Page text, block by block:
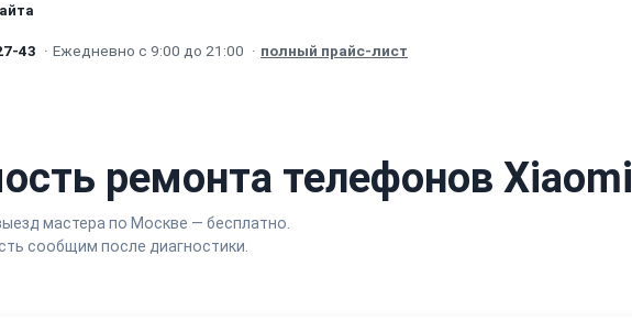
43 · Ежедневно с 9:00 до 21:00 · полный прайс-лист
ремонта телефонов Xiaomi
мастера по Москве — бесплатно.
сообщим после диагностики.